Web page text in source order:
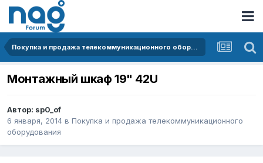
Покупка и продажа телекоммуникационного оборудования
Монтажный шкаф 19" 42U
Автор: sp0_of
6 января, 2014 в Покупка и продажа телекоммуникационного
оборудования